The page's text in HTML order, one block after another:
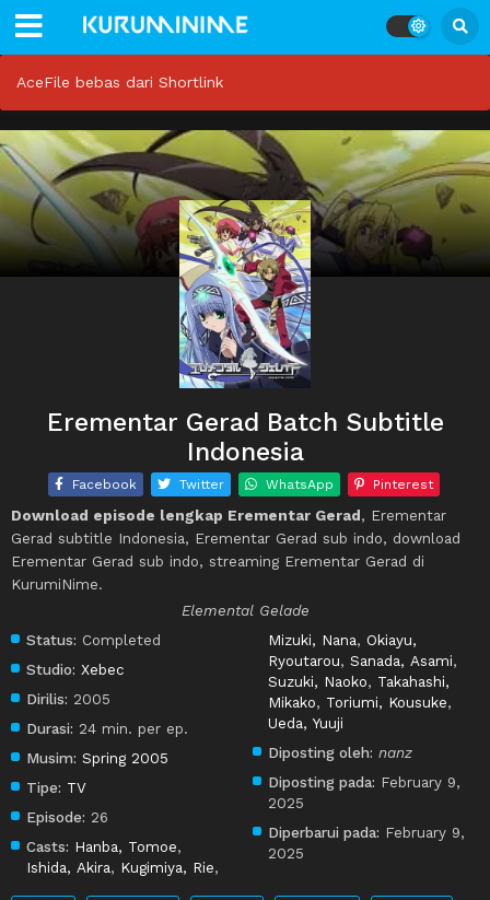
AceFile bebas dari Shortlink
Erementar Gerad Batch Subtitle
Indonesia
Facebook Twitter WhatsApp Pinterest
Download episode lengkap Erementar Gerad, Erementar
Gerad subtitle Indonesia, Erementar Gerad sub indo, download
Erementar Gerad sub indo, streaming Erementar Gerad di
KurumiNime.
Elemental Gelade
Status: Completed
Studio: Xebec
Dirilis: 2005
Durasi: 24 min. per ep.
Musim: Spring 2005
Tipe: TV
Episode: 26
Casts: Hanba, Tomoe,
Ishida, Akira, Kugimiya, Rie,
Mizuki, Nana, Okiayu,
Ryoutarou,Sanada, Asami,
Suzuki, Naoko, Takahashi,
Mikako, Toriumi, Kousuke,
Ueda, Yuuji
Diposting oleh: nanz
Diposting pada: February 9,
2025
Diperbarui pada: February 9,
2025